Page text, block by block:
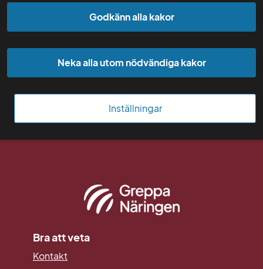
Godkänn alla kakor
Neka alla utom nödvändiga kakor
Inställningar
Örebro län
Regionsamordnare Mitt
Kontakt: helena.akerhielm@lansstyrelsen.se
Senast uppdaterad: 02 december 2025
Bra att veta
Kontakt